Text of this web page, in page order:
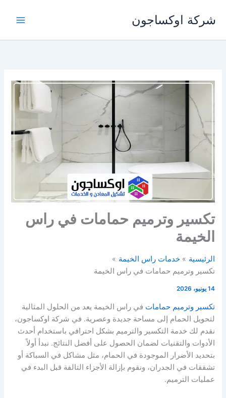
المحتوى
شركة اوكساجون
تكسير وترميم حمامات في راس
الخيمة
الرئيسية
خدمات راس الخيمة
تكسير وترميم حمامات في راس الخيمة
14 يونيو، 2026
تكسير وترميم حمامات في راس الخيمة يعد من الحلول المثالية
لتحويل الحمام إلى مساحة جديدة وعصرية. في شركة اوكساجون،
نقدم لك خدمة التكسير والترميم بشكل احترافي باستخدام أحدث
الأدوات والتقنيات لضمان الحصول على أفضل النتائج. نبدأ أولاً
بتحديد الأضرار الموجودة في الحمام، مثل مشاكل في السباكة أو
تشققات في الجدران، ونقوم بإزالة الأجزاء التالفة قبل البدء في
عمليات الترميم.